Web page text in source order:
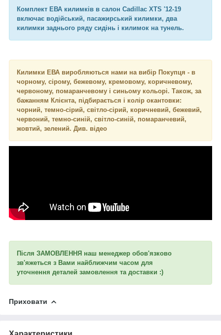
Комплект ЕВА килимків в салон Cadillac XTS '12-19
включає водійський, пасажирський килимки, два
килимки заднього ряду сидінь і килимок на тунель.
Килимки ЕВА виробляються нами на вибір Покупця - в
чорному, сірому, бежевому, кремовому, коричневому,
червоному, помаранчевому і синьому кольорі. Також, за
бажанням Клієнта, підбирається і колір окантовки:
чорний, темно-сірий, світло-сірий, коричневий, бежевий,
червоний, темно-синій, світло-синій, помаранчевий,
жовтий, зелений. Див. відео
Після ЗАМОВЛЕННЯ наш менеджер обов'язково
зв'яжеться з Вами найближчим часом для
уточнення деталей замовлення та доставки :)
Приховати